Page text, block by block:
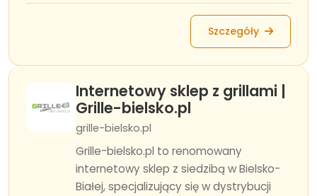
Szczegóły
Internetowy sklep z grillami |
Grille-bielsko.pl
grille-bielsko.pl
Grille-bielsko.pl to renomowany
internetowy sklep z siedzibą w Bielsko-
Białej, specjalizujący się w dystrybucji